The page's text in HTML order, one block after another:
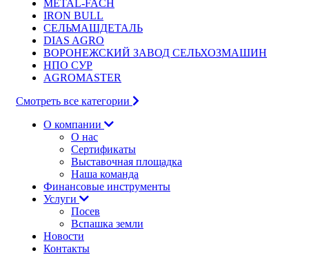
METAL-FACH
IRON BULL
СЕЛЬМАШДЕТАЛЬ
DIAS AGRO
ВОРОНЕЖСКИЙ ЗАВОД СЕЛЬХОЗМАШИН
НПО СУР
AGROMASTER
Смотреть все категории
О компании
О нас
Сертификаты
Выставочная площадка
Наша команда
Финансовые инструменты
Услуги
Посев
Вспашка земли
Новости
Контакты